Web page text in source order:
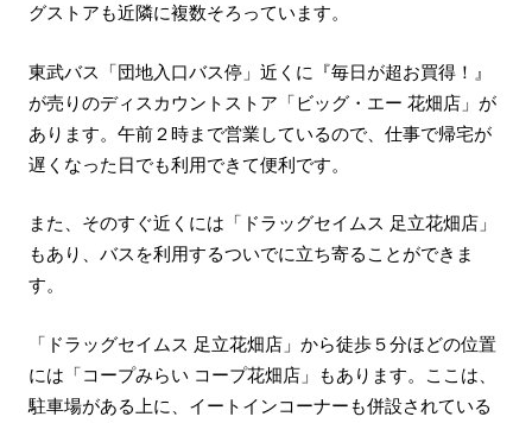
グストアも近隣に複数そろっています。
東武バス「団地入口バス停」近くに『毎日が超お買得！』
が売りのディスカウントストア「ビッグ・エー 花畑店」が
あります。午前２時まで営業しているので、仕事で帰宅が
遅くなった日でも利用できて便利です。
また、そのすぐ近くには「ドラッグセイムス 足立花畑店」
もあり、バスを利用するついでに立ち寄ることができま
す。
「ドラッグセイムス 足立花畑店」から徒歩５分ほどの位置
には「コープみらい コープ花畑店」もあります。ここは、
駐車場がある上に、イートインコーナーも併設されている